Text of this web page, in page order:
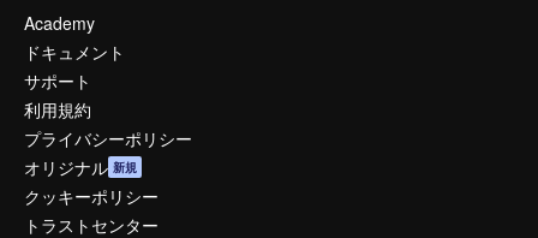
Academy
ドキュメント
サポート
利用規約
プライバシーポリシー
オリジナル 新規
クッキーポリシー
トラストセンター